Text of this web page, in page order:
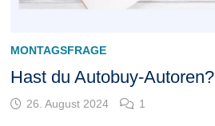
MONTAGSFRAGE
Hast du Autobuy-Autoren?
26. August 2024 1